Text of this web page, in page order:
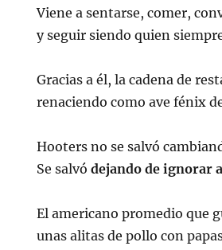
Viene a sentarse, comer,
y seguir siendo quien
Gracias a él, la cadena de
renaciendo como ave fénix
Hooters no se salvó
Se salvódejando de ignorar
El americano promedio que
unas alitas de pollo con